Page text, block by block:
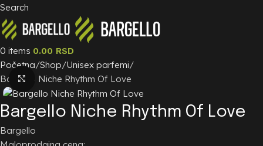
Search
0 items 0.00 RSD
Početna Shop Unisex parfemi
Bargello Niche Rhythm Of Love
Zumiraj sliku
Bargello Niche Rhythm Of Love
Bargello